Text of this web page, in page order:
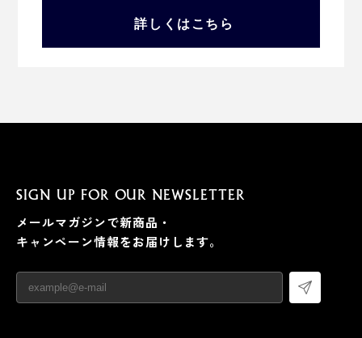
詳しくはこちら
SIGN UP FOR OUR NEWSLETTER
メールマガジンで新商品・
キャンペーン情報をお届けします。